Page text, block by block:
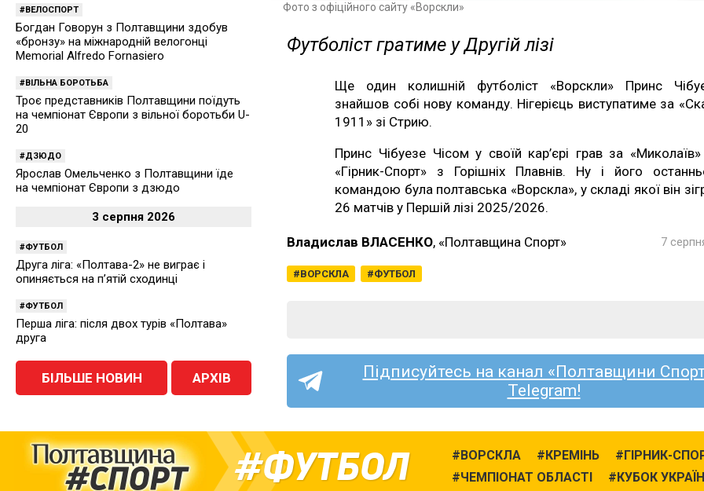
Фото з офіційного сайту «Ворскли»
Футболіст гратиме у Другій лізі
Ще один колишній футболіст «Ворскли» Принс
знайшов собі нову команду. Нігерієць виступатиме за
1911» зі Стрию.
Принс Чібуезе Чісом у своїй кар’єрі грав за
«Гірник-Спорт» з Горішніх Плавнів. Ну і його
командою була полтавська «Ворскла», у складі якої він
26 матчів у Першій лізі 2025/2026.
Владислав ВЛАСЕНКО, «Полтавщина Спорт»
ВОРСКЛА ФУТБОЛ
7
Підписуйтесь на канал «Полтавщини
Telegram!
ВЕЛОСПОРТ
Богдан Говорун з Полтавщини здобув
«бронзу» на міжнародній велогонці
Memorial Alfredo Fornasiero
ВІЛЬНА БОРОТЬБА
Троє представників Полтавщини поїдуть
на чемпіонат Європи з вільної боротьби U-
20
ДЗЮДО
Ярослав Омельченко з Полтавщини їде
на чемпіонат Європи з дзюдо
3 серпня 2026
ФУТБОЛ
Друга ліга: «Полтава-2» не виграє і
опиняється на п’ятій сходинці
ФУТБОЛ
Перша ліга: після двох турів «Полтава»
друга
БІЛЬШЕ НОВИН АРХІВ
ФУТБОЛ ВОРСКЛА КРЕМІНЬ
ГІРНИК-
ЧЕМПІОНАТ ОБЛАСТІ
КУБОК